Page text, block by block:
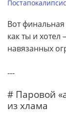
Постапокалипсис
Вот финальная
как ты и
навязанных
---
# Паровой
из хлама